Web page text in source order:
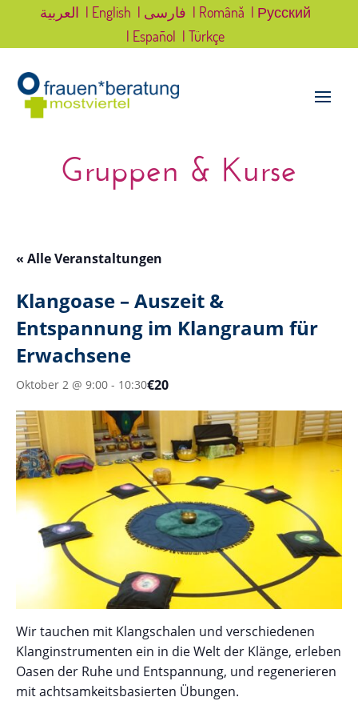
العربية | English | فارسی | Română | Русский
| Español | Türkçe
Gruppen & Kurse
« Alle Veranstaltungen
Klangoase – Auszeit &
Entspannung im Klangraum für
Erwachsene
Oktober 2 @ 9:00 - 10:30€20
Wir tauchen mit Klangschalen und verschiedenen
Klanginstrumenten ein in die Welt der Klänge, erleben
Oasen der Ruhe und Entspannung, und regenerieren
mit achtsamkeitsbasierten Übungen.